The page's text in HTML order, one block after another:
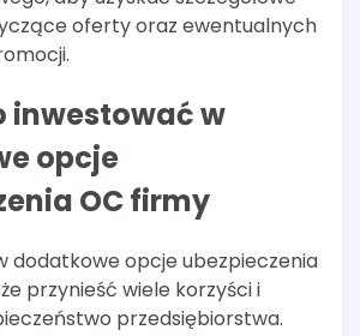
oferty oraz ewentualnych
inwestować w
opcje
OC firmy
dodatkowe opcje ubezpieczenia
przynieść wiele korzyści i
przedsiębiorstwa.